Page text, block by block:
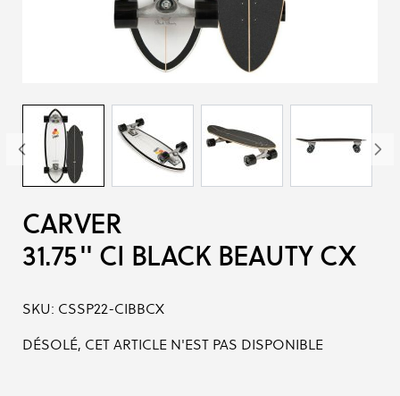
CARVER
31.75'' CI BLACK BEAUTY CX
SKU: CSSP22-CIBBCX
DÉSOLÉ, CET ARTICLE N'EST PAS DISPONIBLE